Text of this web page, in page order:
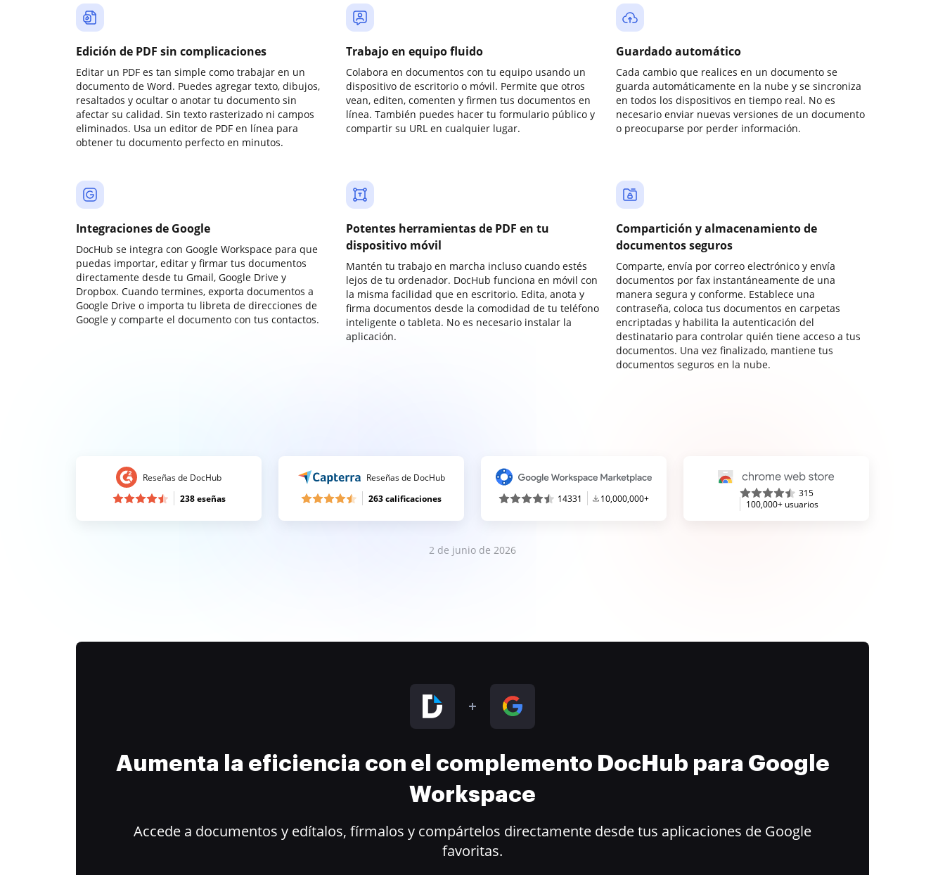
Edición de PDF sin complicaciones
Editar un PDF es tan simple como trabajar en un
documento de Word. Puedes agregar texto, dibujos,
resaltados y ocultar o anotar tu documento sin
afectar su calidad. Sin texto rasterizado ni campos
eliminados. Usa un editor de PDF en línea para
obtener tu documento perfecto en minutos.
Trabajo en equipo fluido
Colabora en documentos con tu equipo usando un
dispositivo de escritorio o móvil. Permite que otros
vean, editen, comenten y firmen tus documentos en
línea. También puedes hacer tu formulario público y
compartir su URL en cualquier lugar.
Guardado automático
Cada cambio que realices en un documento se
guarda automáticamente en la nube y se sincroniza
en todos los dispositivos en tiempo real. No es
necesario enviar nuevas versiones de un documento
o preocuparse por perder información.
Integraciones de Google
DocHub se integra con Google Workspace para que
puedas importar, editar y firmar tus documentos
directamente desde tu Gmail, Google Drive y
Dropbox. Cuando termines, exporta documentos a
Google Drive o importa tu libreta de direcciones de
Google y comparte el documento con tus contactos.
Potentes herramientas de PDF en tu
dispositivo móvil
Mantén tu trabajo en marcha incluso cuando estés
lejos de tu ordenador. DocHub funciona en móvil con
la misma facilidad que en escritorio. Edita, anota y
firma documentos desde la comodidad de tu teléfono
inteligente o tableta. No es necesario instalar la
aplicación.
Compartición y almacenamiento de
documentos seguros
Comparte, envía por correo electrónico y envía
documentos por fax instantáneamente de una
manera segura y conforme. Establece una
contraseña, coloca tus documentos en carpetas
encriptadas y habilita la autenticación del
destinatario para controlar quién tiene acceso a tus
documentos. Una vez finalizado, mantiene tus
documentos seguros en la nube.
Reseñas de DocHub
238 eseñas
Reseñas de DocHub
263 calificaciones
14331 10,000,000+
315
100,000+ usuarios
2 de junio de 2026
Aumenta la eficiencia con el complemento DocHub para Google
Workspace
Accede a documentos y edítalos, fírmalos y compártelos directamente desde tus aplicaciones de Google
favoritas.